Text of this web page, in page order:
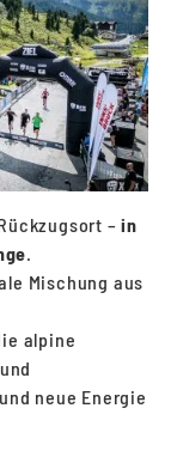
–in
Mischung aus
alpine
neue Energie